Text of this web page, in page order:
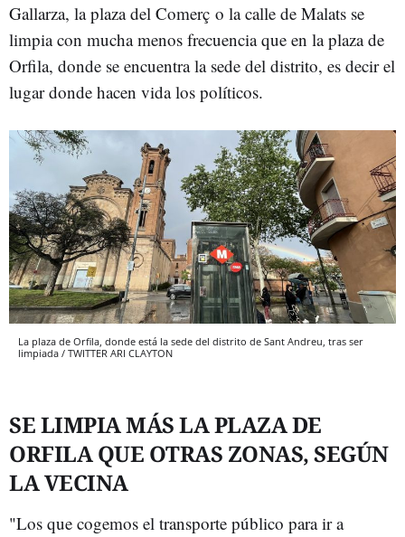
Gallarza, la plaza del Comerç o la calle de Malats se
limpia con mucha menos frecuencia que en la plaza de
Orfila, donde se encuentra la sede del distrito, es decir el
lugar donde hacen vida los políticos.
La plaza de Orfila, donde está la sede del distrito de Sant Andreu, tras ser
limpiada / TWITTER ARI CLAYTON
SE LIMPIA MÁS LA PLAZA DE
ORFILA QUE OTRAS ZONAS, SEGÚN
LA VECINA
"Los que cogemos el transporte público para ir a